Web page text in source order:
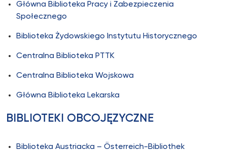
Główna Biblioteka Pracy i Zabezpieczenia
Społecznego
Biblioteka Żydowskiego Instytutu Historycznego
Centralna Biblioteka PTTK
Centralna Biblioteka Wojskowa
Główna Biblioteka Lekarska
BIBLIOTEKI OBCOJĘZYCZNE
Biblioteka Austriacka – Österreich-Bibliothek